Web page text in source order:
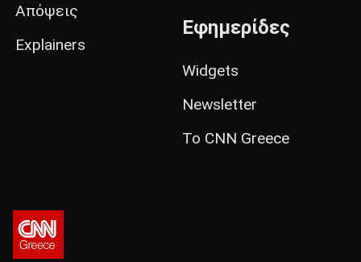
Απόψεις
Explainers
Εφημερίδες
Widgets
Newsletter
Το CNN Greece